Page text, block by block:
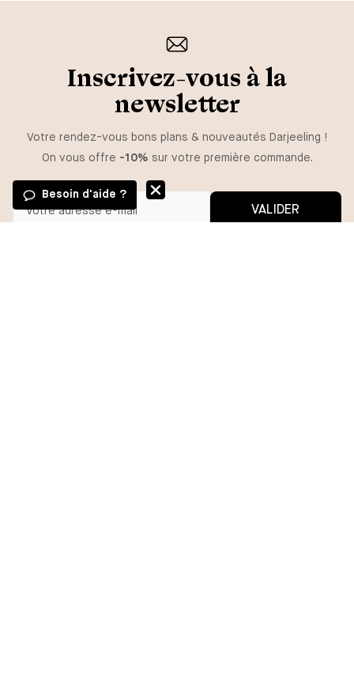
Inscrivez-vous à la
newsletter
Votre rendez-vous bons plans & nouveautés Darjeeling !
On vous offre -10% sur votre première commande.
VALIDER
Besoin d'aide ?